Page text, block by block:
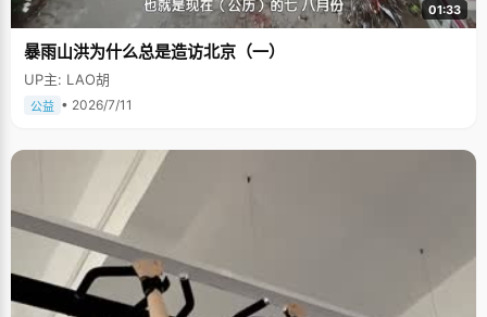
01:33
暴雨山洪为什么总是造访北京（一）
UP主: LAO胡
公益 • 2026/7/11